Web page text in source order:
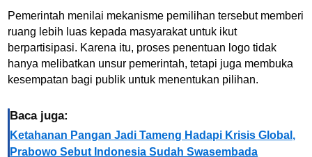
Pemerintah menilai mekanisme pemilihan tersebut memberi
ruang lebih luas kepada masyarakat untuk ikut
berpartisipasi. Karena itu, proses penentuan logo tidak
hanya melibatkan unsur pemerintah, tetapi juga membuka
kesempatan bagi publik untuk menentukan pilihan.
Baca juga:
Ketahanan Pangan Jadi Tameng Hadapi Krisis Global,
Prabowo Sebut Indonesia Sudah Swasembada